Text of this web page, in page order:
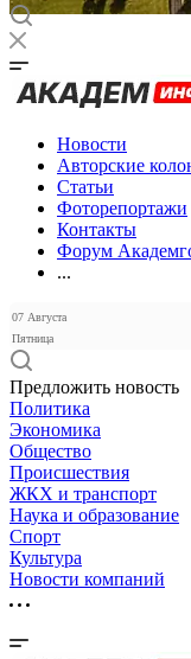
Новости
Авторские
Статьи
Фоторепортажи
Контакты
Форум
...
07 Августа
Пятница
Предложить новость
Политика
Экономика
Общество
Происшествия
ЖКХ и транспорт
Наука и образование
Спорт
Культура
Новости компаний